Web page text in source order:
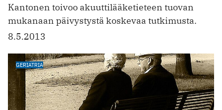
Kantonen toivoo akuuttilääketieteen tuovan
mukanaan päivystystä koskevaa tutkimusta.
8.5.2013
GERIATRIA